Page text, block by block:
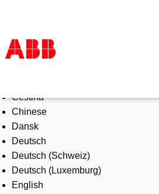
Produits & Services
Industries
Services
A propos
Where to buy
Contactez-nous
Carrières
Čeština
Chinese
Dansk
Deutsch
Deutsch (Schweiz)
Deutsch (Luxemburg)
English